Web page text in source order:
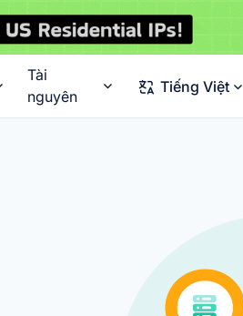
Tài
nguyên
Tiếng Việt